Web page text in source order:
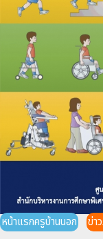
หน้าแรกครูบ้านนอก ข่า